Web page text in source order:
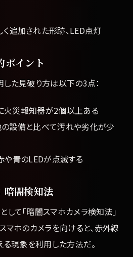
く追加された形跡、LED点灯
ポイント
た見破り方は以下の3点：
火災報知器が2個以上ある
の設備と比べて汚れや劣化が少
や青のLEDが点滅する
暗闇検知法
て「暗闇スマホカメラ検知法」
マホのカメラを向けると、赤外線
現象を利用した方法だ。